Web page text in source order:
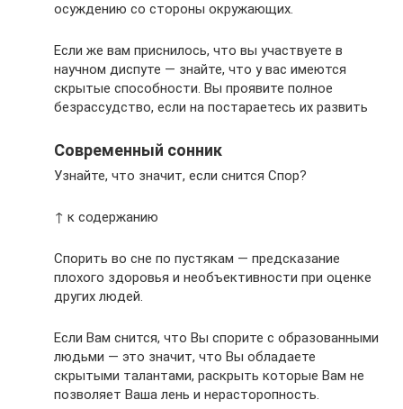
осуждению со стороны окружающих.
Если же вам приснилось, что вы участвуете в
научном диспуте — знайте, что у вас имеются
скрытые способности. Вы проявите полное
безрассудство, если на постараетесь их развить
Современный сонник
Узнайте, что значит, если снится Спор?
↑ к содержанию
Спорить во сне по пустякам — предсказание
плохого здоровья и необъективности при оценке
других людей.
Если Вам снится, что Вы спорите с образованными
людьми — это значит, что Вы обладаете
скрытыми талантами, раскрыть которые Вам не
позволяет Ваша лень и нерасторопность.